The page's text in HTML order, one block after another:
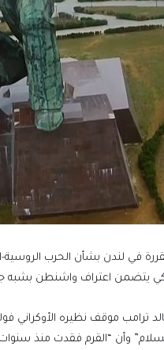
في لندن بشأن الحرب الروسية-
يتضمن اعتراف واشنطن بشبه
ترامب موقف نظيره الأوكراني
وأن “القرم فقدت منذ